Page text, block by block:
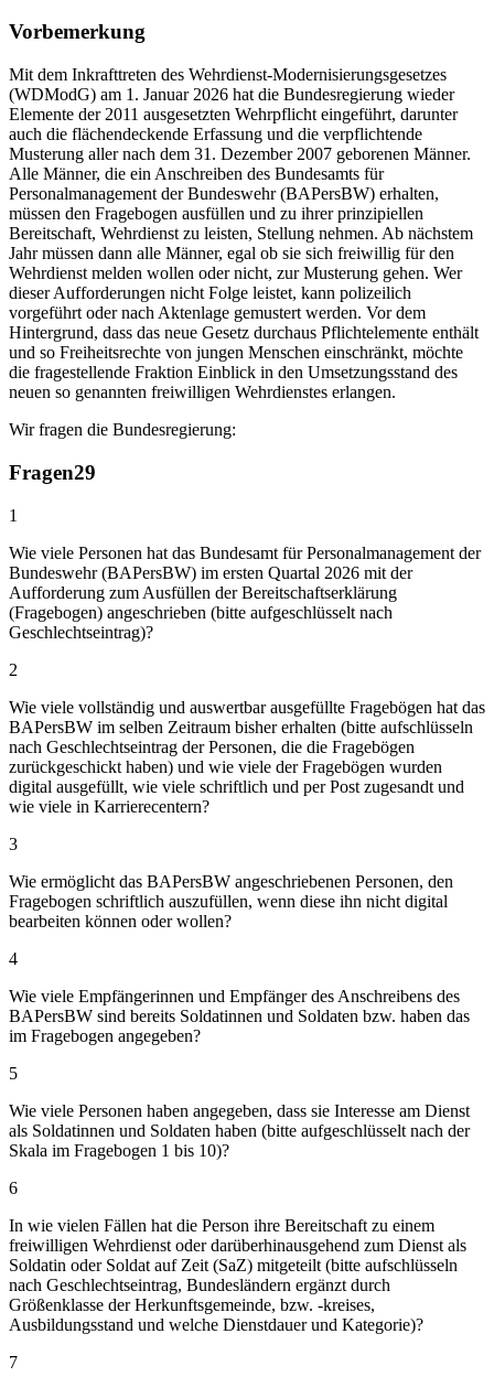
Vorbemerkung
Mit dem Inkrafttreten des Wehrdienst-Modernisierungsgesetzes
(WDModG) am 1. Januar 2026 hat die Bundesregierung wieder
Elemente der 2011 ausgesetzten Wehrpflicht eingeführt, darunter
auch die flächendeckende Erfassung und die verpflichtende
Musterung aller nach dem 31. Dezember 2007 geborenen Männer.
Alle Männer, die ein Anschreiben des Bundesamts für
Personalmanagement der Bundeswehr (BAPersBW) erhalten,
müssen den Fragebogen ausfüllen und zu ihrer prinzipiellen
Bereitschaft, Wehrdienst zu leisten, Stellung nehmen. Ab nächstem
Jahr müssen dann alle Männer, egal ob sie sich freiwillig für den
Wehrdienst melden wollen oder nicht, zur Musterung gehen. Wer
dieser Aufforderungen nicht Folge leistet, kann polizeilich
vorgeführt oder nach Aktenlage gemustert werden. Vor dem
Hintergrund, dass das neue Gesetz durchaus Pflichtelemente enthält
und so Freiheitsrechte von jungen Menschen einschränkt, möchte
die fragestellende Fraktion Einblick in den Umsetzungsstand des
neuen so genannten freiwilligen Wehrdienstes erlangen.
Wir fragen die Bundesregierung:
Fragen29
1
Wie viele Personen hat das Bundesamt für Personalmanagement der
Bundeswehr (BAPersBW) im ersten Quartal 2026 mit der
Aufforderung zum Ausfüllen der Bereitschaftserklärung
(Fragebogen) angeschrieben (bitte aufgeschlüsselt nach
Geschlechtseintrag)?
2
Wie viele vollständig und auswertbar ausgefüllte Fragebögen hat das
BAPersBW im selben Zeitraum bisher erhalten (bitte aufschlüsseln
nach Geschlechtseintrag der Personen, die die Fragebögen
zurückgeschickt haben) und wie viele der Fragebögen wurden
digital ausgefüllt, wie viele schriftlich und per Post zugesandt und
wie viele in Karrierecentern?
3
Wie ermöglicht das BAPersBW angeschriebenen Personen, den
Fragebogen schriftlich auszufüllen, wenn diese ihn nicht digital
bearbeiten können oder wollen?
4
Wie viele Empfängerinnen und Empfänger des Anschreibens des
BAPersBW sind bereits Soldatinnen und Soldaten bzw. haben das
im Fragebogen angegeben?
5
Wie viele Personen haben angegeben, dass sie Interesse am Dienst
als Soldatinnen und Soldaten haben (bitte aufgeschlüsselt nach der
Skala im Fragebogen 1 bis 10)?
6
In wie vielen Fällen hat die Person ihre Bereitschaft zu einem
freiwilligen Wehrdienst oder darüberhinausgehend zum Dienst als
Soldatin oder Soldat auf Zeit (SaZ) mitgeteilt (bitte aufschlüsseln
nach Geschlechtseintrag, Bundesländern ergänzt durch
Größenklasse der Herkunftsgemeinde, bzw. -kreises,
Ausbildungsstand und welche Dienstdauer und Kategorie)?
7